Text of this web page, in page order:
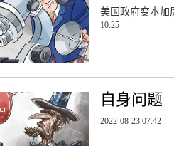
美国政府变本加
10:25
自身问题
2022-08-23 07:42